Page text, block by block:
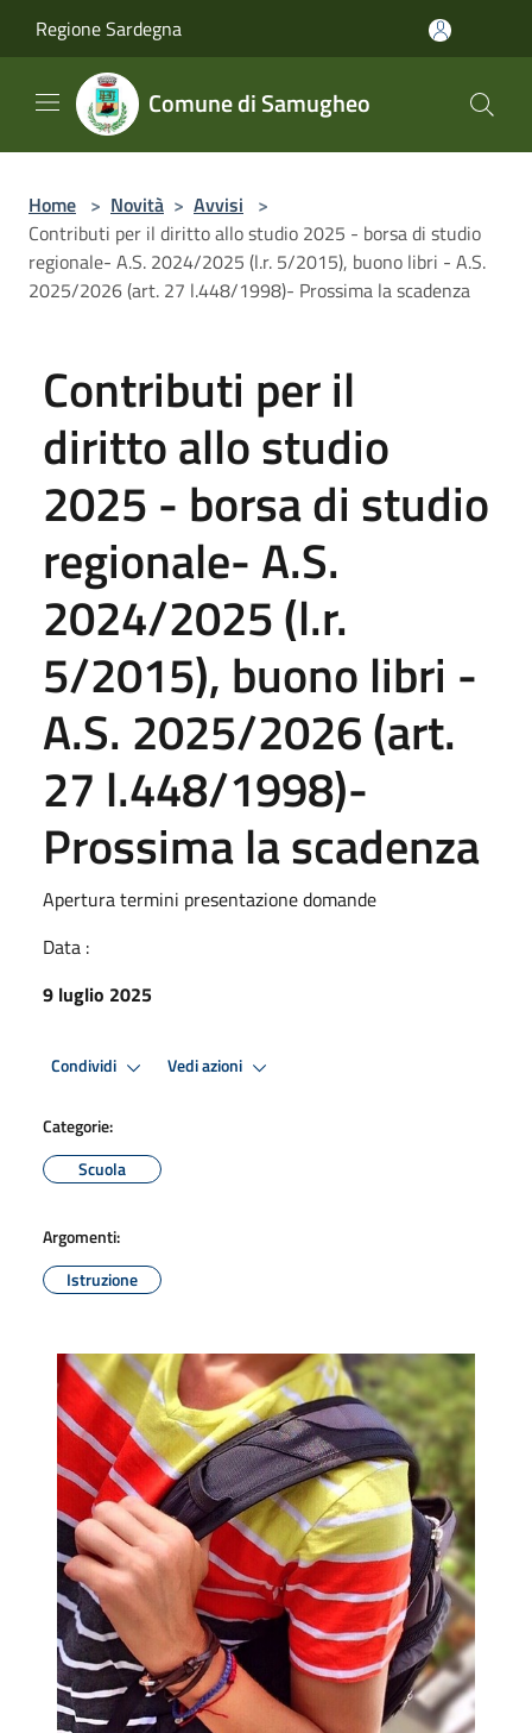
Regione Sardegna
Comune di Samugheo
Home > Novità > Avvisi >
Contributi per il diritto allo studio 2025 - borsa di studio
regionale- A.S. 2024/2025 (l.r. 5/2015), buono libri - A.S.
2025/2026 (art. 27 l.448/1998)- Prossima la scadenza
Contributi per il
diritto allo studio
2025 - borsa di studio
regionale- A.S.
2024/2025 (l.r.
5/2015), buono libri -
A.S. 2025/2026 (art.
27 l.448/1998)-
Prossima la scadenza
Apertura termini presentazione domande
Data :
9 luglio 2025
Condividi Vedi azioni
Categorie:
Scuola
Argomenti:
Istruzione